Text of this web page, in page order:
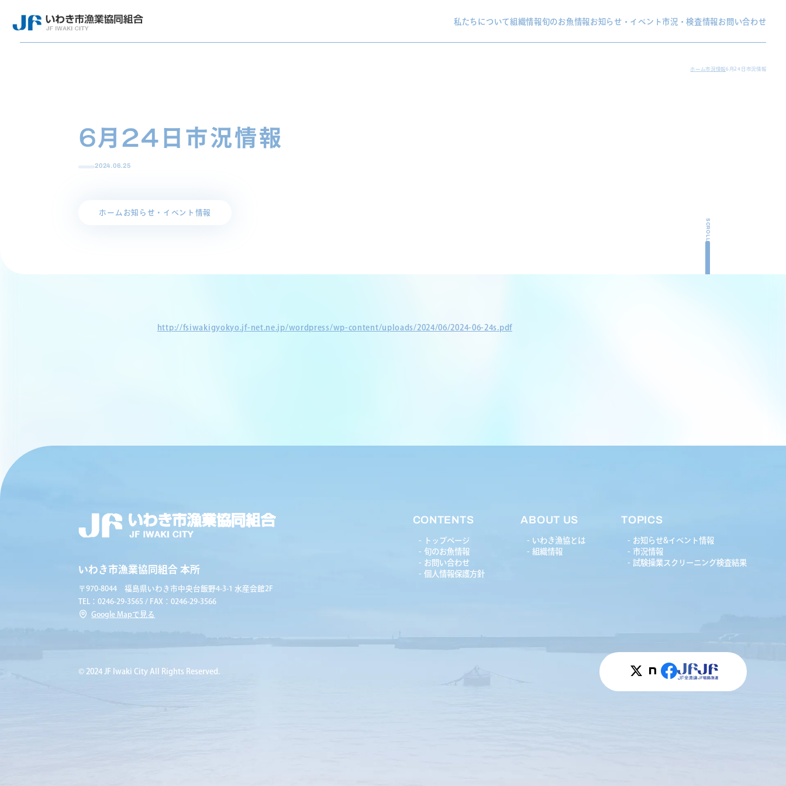
私たちについて組織情報旬のお魚情報お知らせ・イベント市況・検査情報お問い合わせ
ホーム市況情報6月24日市況情報
6月24日市況情報
2024.06.25
ホーム お知らせ・イベント情報
SCROLL
http://fsiwakigyokyo.jf-net.ne.jp/wordpress/wp-content/uploads/2024/06/2024-06-24s.pdf
いわき市漁業協同組合 本所
〒970-8044 福島県いわき市中央台飯野4-3-1 水産会館2F
TEL：0246-29-3565 / FAX：0246-29-3566
Google Mapで見る
CONTENTS
トップページ
旬のお魚情報
お問い合わせ
個人情報保護方針
ABOUT US
いわき漁協とは
組織情報
TOPICS
お知らせ&イベント情報
市況情報
試験操業スクリーニング検査結果
© 2024 JF Iwaki City All Rights Reserved.